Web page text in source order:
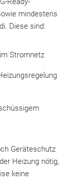
mindestens
Diese sind:
Stromnetz
Geräteschutz
Heizung nötig,
keine